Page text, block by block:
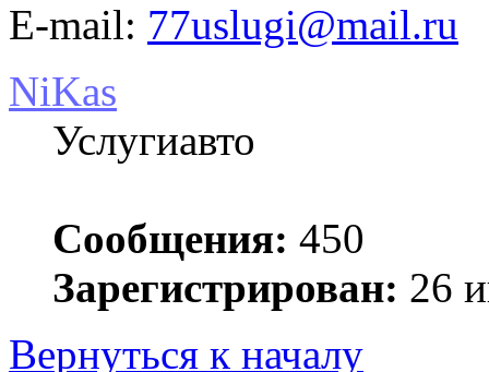
E-mail: 77uslugi@mail.ru
NiKas
Услугиавто
Сообщения: 450
Зарегистрирован: 26
Вернуться к началу